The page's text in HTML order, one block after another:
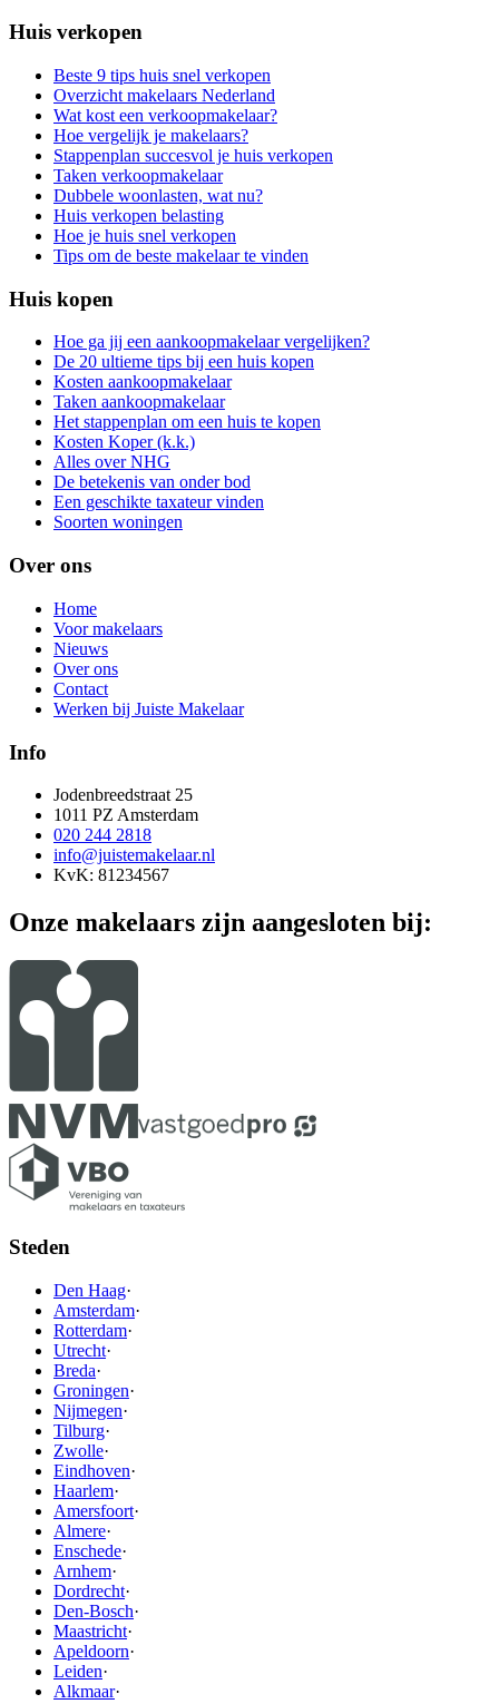
Huis verkopen
Beste 9 tips huis snel verkopen
Overzicht makelaars Nederland
Wat kost een verkoopmakelaar?
Hoe vergelijk je makelaars?
Stappenplan succesvol je huis verkopen
Taken verkoopmakelaar
Dubbele woonlasten, wat nu?
Huis verkopen belasting
Hoe je huis snel verkopen
Tips om de beste makelaar te vinden
Huis kopen
Hoe ga jij een aankoopmakelaar vergelijken?
De 20 ultieme tips bij een huis kopen
Kosten aankoopmakelaar
Taken aankoopmakelaar
Het stappenplan om een huis te kopen
Kosten Koper (k.k.)
Alles over NHG
De betekenis van onder bod
Een geschikte taxateur vinden
Soorten woningen
Over ons
Home
Voor makelaars
Nieuws
Over ons
Contact
Werken bij Juiste Makelaar
Info
Jodenbreedstraat 25
1011 PZ Amsterdam
020 244 2818
info@juistemakelaar.nl
KvK: 81234567
Onze makelaars zijn aangesloten bij:
Steden
Den Haag·
Amsterdam·
Rotterdam·
Utrecht·
Breda·
Groningen·
Nijmegen·
Tilburg·
Zwolle·
Eindhoven·
Haarlem·
Amersfoort·
Almere·
Enschede·
Arnhem·
Dordrecht·
Den-Bosch·
Maastricht·
Apeldoorn·
Leiden·
Alkmaar·